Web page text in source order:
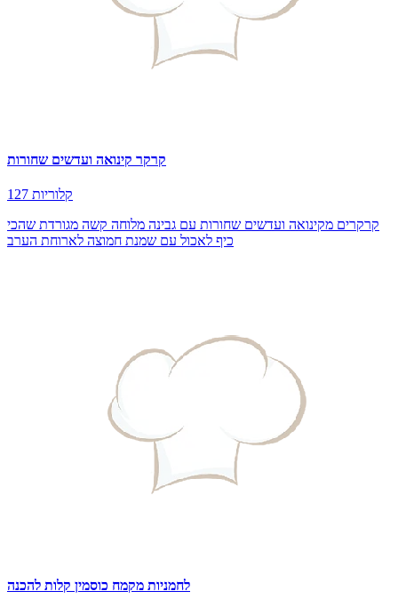
קרקר קינואה ועדשים שחורות
127 קלוריות
קרקרים מקינואה ועדשים שחורות עם גבינה מלוחה קשה מגורדת שהכי
כיף לאכול עם שמנת חמוצה לארוחת הערב
לחמניות מקמח כוסמין קלות להכנה